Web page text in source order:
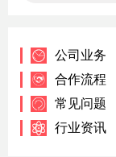
公司业务
合作流程
常见问题
行业资讯